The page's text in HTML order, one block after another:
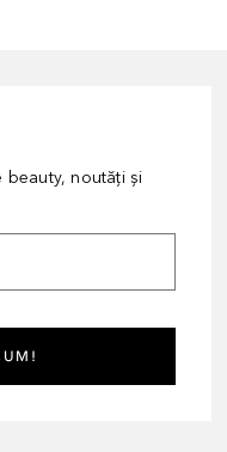
beauty, noutăți și